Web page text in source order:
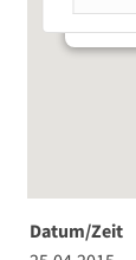
Datum/Zeit